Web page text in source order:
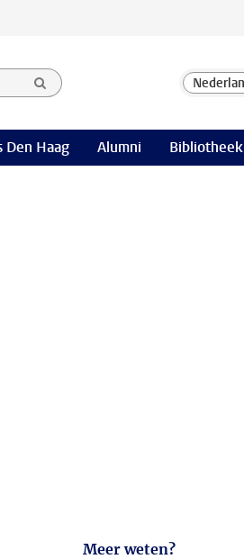
Den Haag Alumni Bibliotheek
Meer weten?